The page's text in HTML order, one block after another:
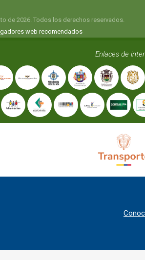
de 2026. Todos los derechos reservados.
web recomendados
Enlaces de